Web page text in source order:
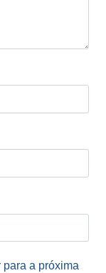
a próxima